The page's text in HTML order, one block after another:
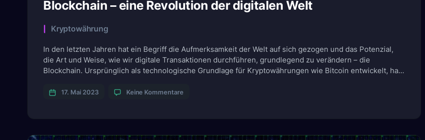
Blockchain – eine Revolution der digitalen Welt
Categories
Kryptowährung
In den letzten Jahren hat ein Begriff die Aufmerksamkeit der Welt auf sich gezogen und das Potenzial,
die Art und Weise, wie wir digitale Transaktionen durchführen, grundlegend zu verändern – die
Blockchain. Ursprünglich als technologische Grundlage für Kryptowährungen wie Bitcoin entwickelt, hat
17. Mai 2023 Keine Kommentare
der